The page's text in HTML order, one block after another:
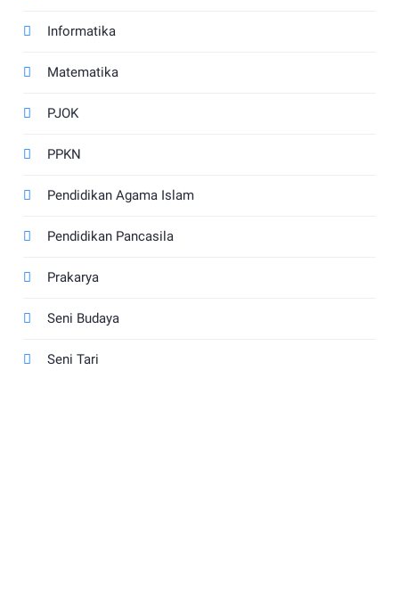
Informatika
Matematika
PJOK
PPKN
Pendidikan Agama Islam
Pendidikan Pancasila
Prakarya
Seni Budaya
Seni Tari